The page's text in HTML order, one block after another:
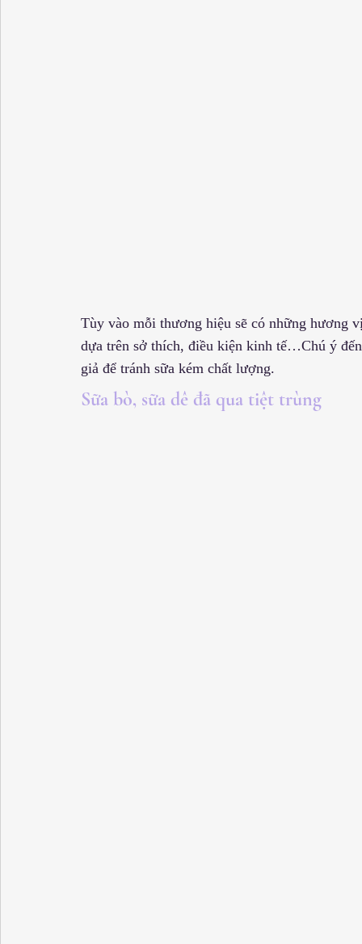
Tùy vào mỗi thương hiệu sẽ có những hương
dựa trên sở thích, điều kiện kinh tế…Chú ý
giả để tránh sữa kém chất lượng.
Sữa bò, sữa dê đã qua tiệt trùng